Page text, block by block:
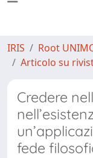
IRIS Root
Articolo su
Credere
fede